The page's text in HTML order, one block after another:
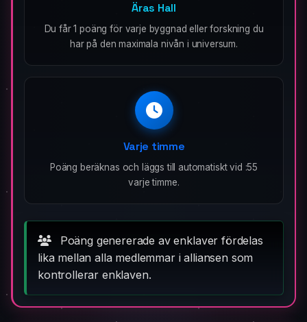
Äras Hall
Du får 1 poäng för varje byggnad eller forskning du
har på den maximala nivån i universum.
Varje timme
Poäng beräknas och läggs till automatiskt vid :55
varje timme.
Poäng genererade av enklaver fördelas
lika mellan alla medlemmar i alliansen som
kontrollerar enklaven.